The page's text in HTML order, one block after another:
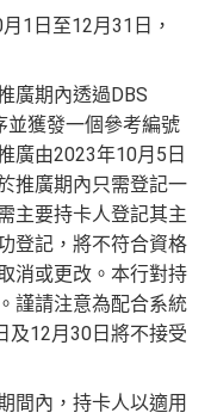
1日至12月31日，
廣期內透過DBS
並獲發一個參考編號
廣由2023年10月5日
推廣期內只需登記一
主要持卡人登記其主
登記，將不符合資格
消或更改。本行對持
謹請注意為配合系統
及12月30日將不接受
間內，持卡人以適用